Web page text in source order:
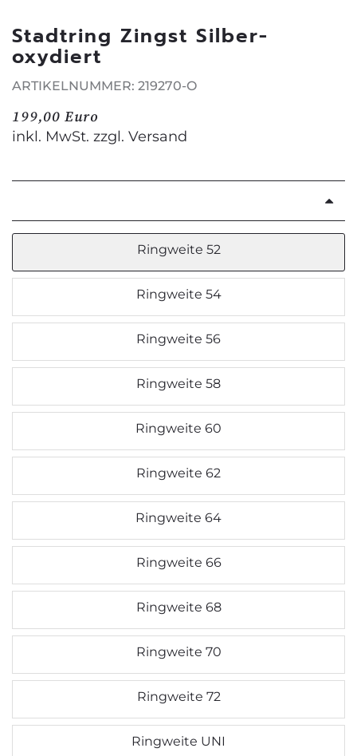
Stadtring Zingst Silber-
oxydiert
ARTIKELNUMMER: 219270-O
199,00 Euro
inkl. MwSt. zzgl. Versand
Ringweite 52
Ringweite 54
Ringweite 56
Ringweite 58
Ringweite 60
Ringweite 62
Ringweite 64
Ringweite 66
Ringweite 68
Ringweite 70
Ringweite 72
Ringweite UNI